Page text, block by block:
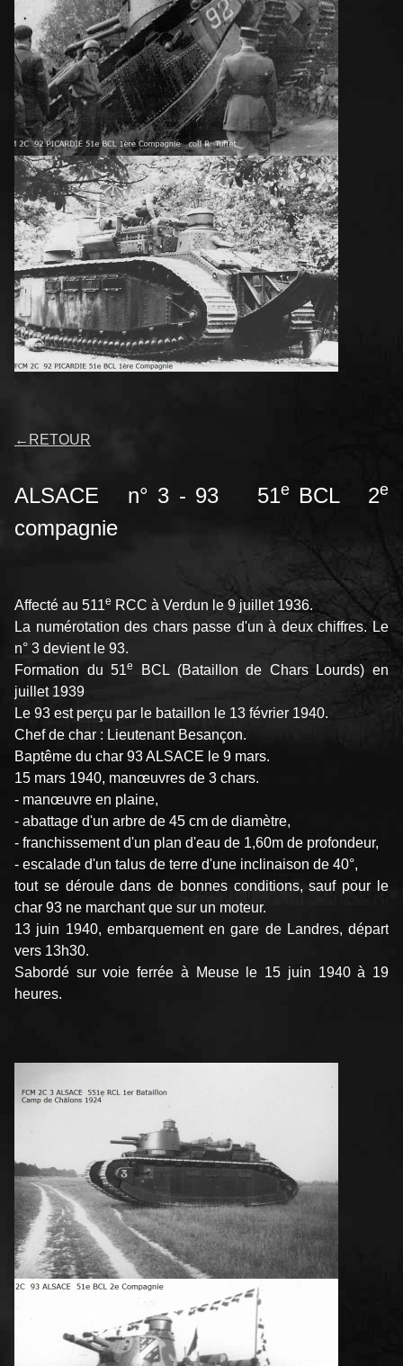
← RETOUR
ALSACE n° 3 - 93 51eBCL 2e
compagnie
Affecté au 511e RCC à Verdun le 9 juillet 1936.
La numérotation des chars passe d'un à deux chiffres. Le
n° 3 devient le 93.
Formation du 51e
BCL (Bataillon de Chars Lourds) en
juillet 1939
Le 93 est perçu par le bataillon le 13 février 1940.
Chef de char : Lieutenant Besançon.
Baptême du char 93 ALSACE le 9 mars.
15 mars 1940, manœuvres de 3 chars.
- manœuvre en plaine,
- abattage d'un arbre de 45 cm de diamètre,
- franchissement d'un plan d'eau de 1,60m de profondeur,
- escalade d'un talus de terre d'une inclinaison de 40°,
tout se déroule dans de bonnes conditions, sauf pour le
char 93 ne marchant que sur un moteur.
13 juin 1940, embarquement en gare de Landres, départ
vers 13h30.
Sabordé sur voie ferrée à Meuse le 15 juin 1940 à 19
heures.